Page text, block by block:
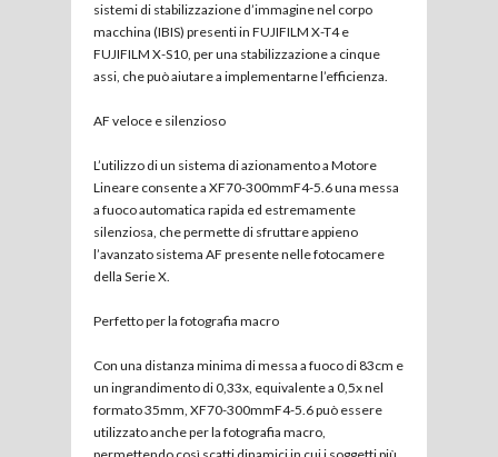
sistemi di stabilizzazione d’immagine nel corpo
macchina (IBIS) presenti in FUJIFILM X-T4 e
FUJIFILM X-S10, per una stabilizzazione a cinque
assi, che può aiutare a implementarne l’efficienza.
AF veloce e silenzioso
L’utilizzo di un sistema di azionamento a Motore
Lineare consente a XF70-300mmF4-5.6 una messa
a fuoco automatica rapida ed estremamente
silenziosa, che permette di sfruttare appieno
l’avanzato sistema AF presente nelle fotocamere
della Serie X.
Perfetto per la fotografia macro
Con una distanza minima di messa a fuoco di 83cm e
un ingrandimento di 0,33x, equivalente a 0,5x nel
formato 35mm, XF70-300mmF4-5.6 può essere
utilizzato anche per la fotografia macro,